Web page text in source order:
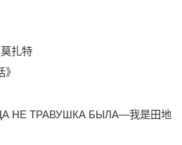
扎特
》
НЕ ТРАВУШКА БЫЛА—我是田地